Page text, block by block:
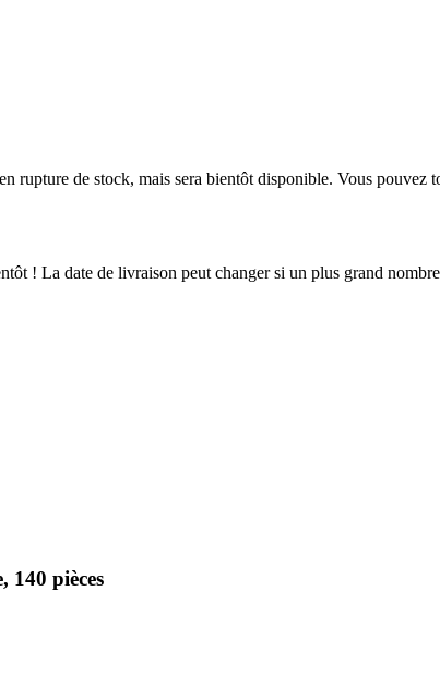
rupture de stock, mais sera bientôt disponible. Vous
! La date de livraison peut changer si un plus grand
140 pièces